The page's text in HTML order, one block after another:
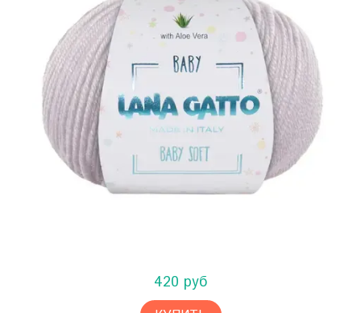
420 руб